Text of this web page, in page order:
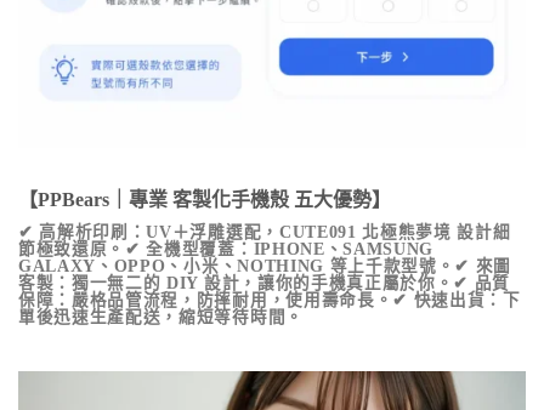
【PPBears｜專業 客製化手機殼 五大優勢】
✔ 高解析印刷：UV＋浮雕選配， CUTE091 北極熊夢境 設計細
節極致還原。✔ 全機型覆蓋：IPHONE、SAMSUNG
GALAXY、OPPO、小米、NOTHING 等上千款型號。✔ 來圖
客製：獨一無二的 DIY 設計，讓你的手機真正屬於你。✔ 品質
保障：嚴格品管流程，防摔耐用，使用壽命長。✔ 快速出貨：下
單後迅速生產配送，縮短等待時間。